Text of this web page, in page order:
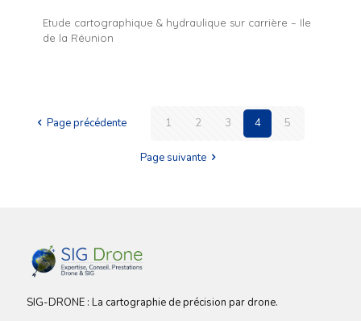
Etude cartographique & hydraulique sur carrière – Ile
de la Réunion
Page précédente 1 2 3 4 5
Page suivante
SIG-DRONE : La cartographie de précision par drone.